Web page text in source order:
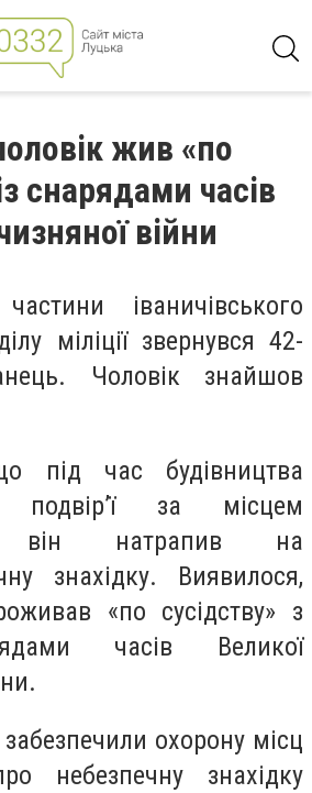
жив «по
снарядами часів
війни
іваничівського
міліції звернувся 42-
Чоловік знайшов
під час будівництва
за місцем
він натрапив на
знахідку. Виявилося,
«по сусідству» з
часів Великої
охорону місц
небезпечну знахідку